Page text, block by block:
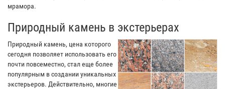
мрамора.
Природный камень в экстерьерах
Природный камень, цена которого
сегодня позволяет использовать его
почти повсеместно, стал еще более
популярным в создании уникальных
экстерьеров. Действительно, многие